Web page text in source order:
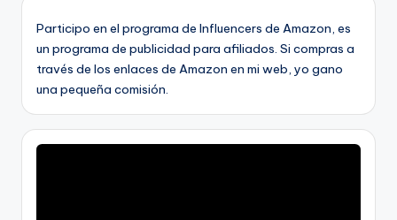
Participo en el programa de Influencers de Amazon, es
un programa de publicidad para afiliados. Si compras a
través de los enlaces de Amazon en mi web, yo gano
una pequeña comisión.